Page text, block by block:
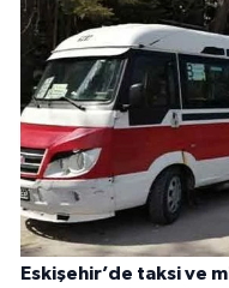
Eskişehir’de taksi ve